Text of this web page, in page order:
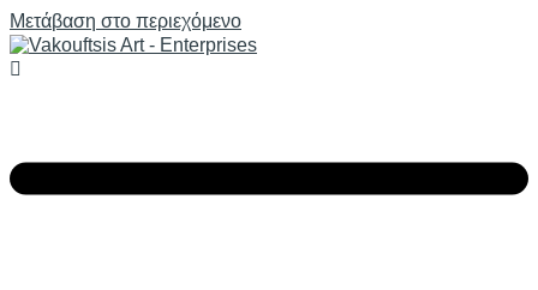
Μετάβαση στο περιεχόμενο